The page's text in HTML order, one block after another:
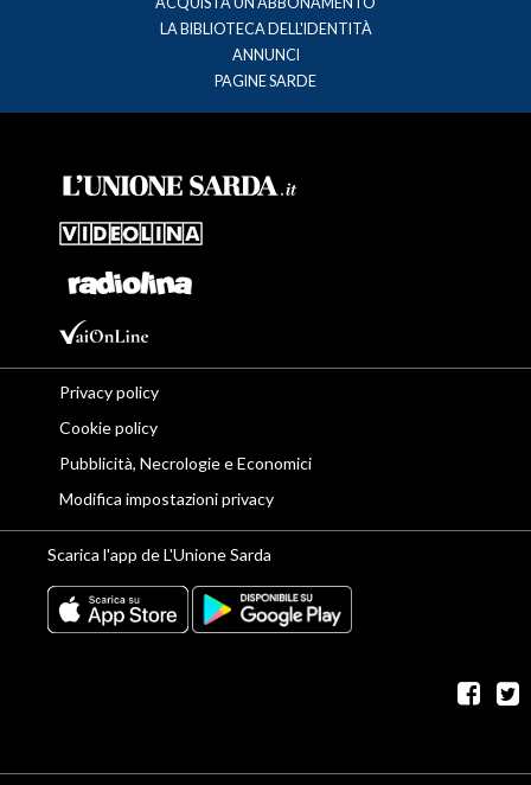
LA BIBLIOTECA DELL'IDENTITÀ
ANNUNCI
PAGINE SARDE
Privacy policy
Cookie policy
Pubblicità, Necrologie e Economici
Modifica impostazioni privacy
Scarica l'app de L'Unione Sarda